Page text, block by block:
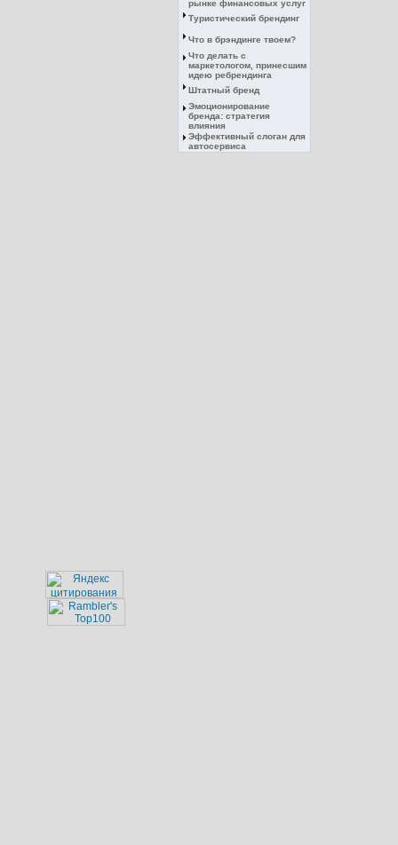
рынке финансовых услуг
Туристический брендинг
Что в брэндинге твоем?
Что делать с
маркетологом, принесшим
идею ребрендинга
Штатный бренд
Эмоционирование
бренда: стратегия
влияния
Эффективный слоган для
автосервиса